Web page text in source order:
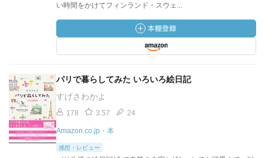
い時間をかけてフィンランド・スウェ...
パリで暮らしてみた いろいろ絵日記
すげさわかよ
178 3.57 24
Amazon.co.jp・本
感想・レビュー